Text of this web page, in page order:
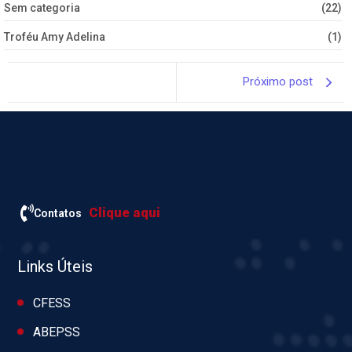
Sem categoria (22)
Troféu Amy Adelina (1)
Próximo post
Contatos Clique aqui
Links Úteis
CFESS
ABEPSS